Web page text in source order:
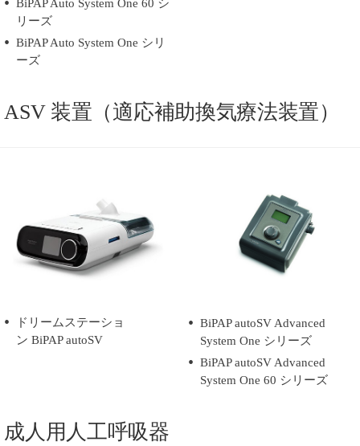
BiPAP Auto System One 60 シ
リーズ
BiPAP Auto System One シリ
ーズ
ASV 装置（適応補助換気療法装置）
ドリームステーショ
ン BiPAP autoSV
BiPAP autoSV Advanced
System One シリーズ
BiPAP autoSV Advanced
System One 60 シリーズ
成人用人工呼吸器